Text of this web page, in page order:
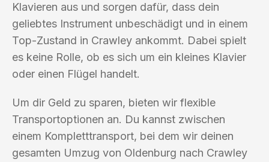
Klavieren aus und sorgen dafür, dass dein
geliebtes Instrument unbeschädigt und in einem
Top-Zustand in Crawley ankommt. Dabei spielt
es keine Rolle, ob es sich um ein kleines Klavier
oder einen Flügel handelt.
Um dir Geld zu sparen, bieten wir flexible
Transportoptionen an. Du kannst zwischen
einem Kompletttransport, bei dem wir deinen
gesamten Umzug von Oldenburg nach Crawley